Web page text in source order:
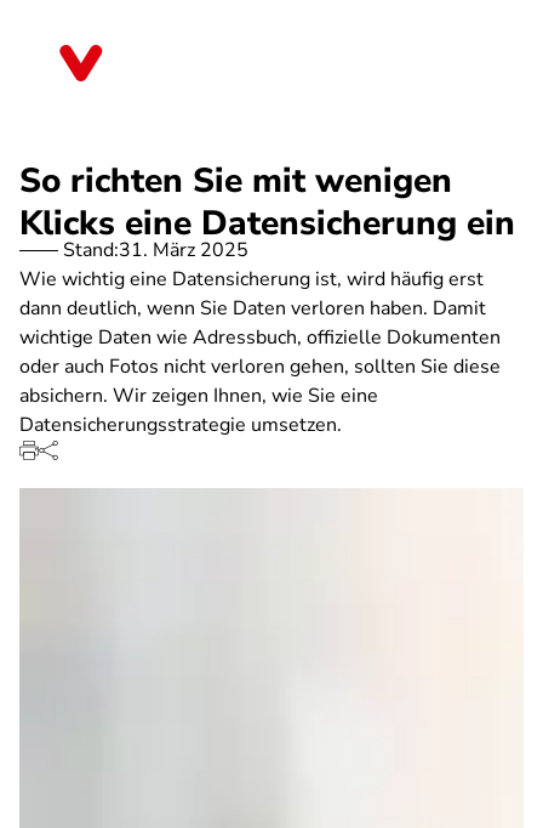
So richten Sie mit wenigen
Klicks eine Datensicherung ein
Stand:31. März 2025
Wie wichtig eine Datensicherung ist, wird häufig erst
dann deutlich, wenn Sie Daten verloren haben. Damit
wichtige Daten wie Adressbuch, offizielle Dokumenten
oder auch Fotos nicht verloren gehen, sollten Sie diese
absichern. Wir zeigen Ihnen, wie Sie eine
Datensicherungsstrategie umsetzen.